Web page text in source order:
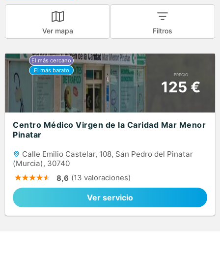
Ver mapa Filtros
PRECIO
125 €
Centro Médico Virgen de la Caridad Mar Menor
Pinatar
Calle Emilio Castelar, 108, San Pedro del Pinatar
(Murcia), 30740
8,6 (13 valoraciones)
Ver servicio